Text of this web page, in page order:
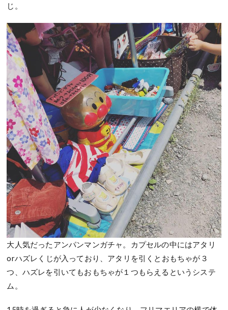
じ。
大人気だったアンパンマンガチャ。カプセルの中にはアタリ
orハズレくじが入っており、アタリを引くとおもちゃが３
つ、ハズレを引いてもおもちゃが１つもらえるというシステ
ム。